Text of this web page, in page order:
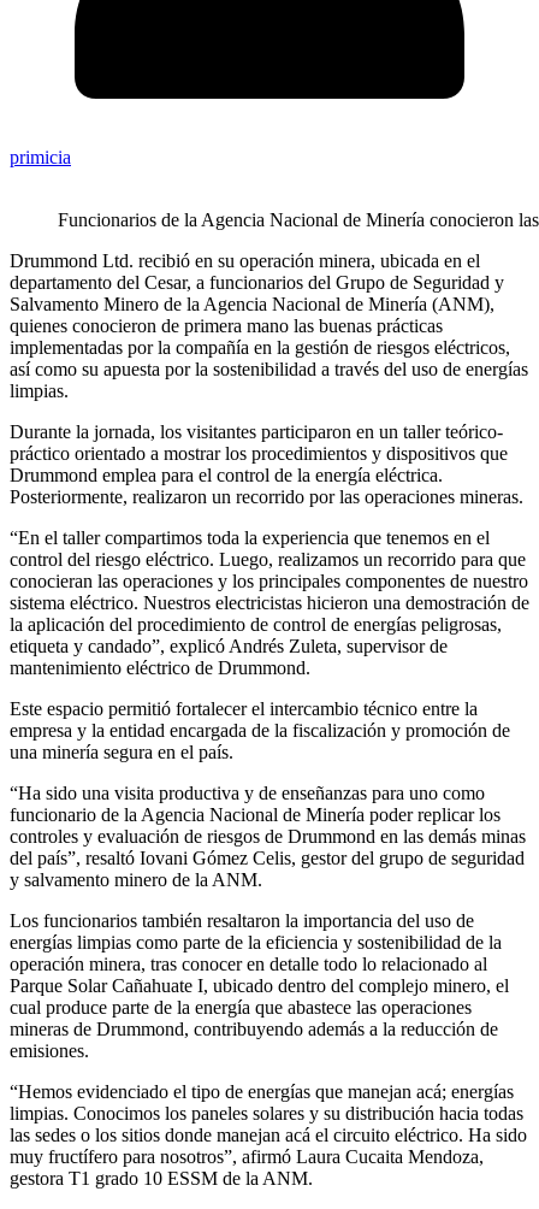
primicia
Funcionarios de la Agencia Nacional de Minería conocieron
Drummond Ltd. recibió en su operación minera, ubicada en el
departamento del Cesar, a funcionarios del Grupo de Seguridad y
Salvamento Minero de la Agencia Nacional de Minería (ANM),
quienes conocieron de primera mano las buenas prácticas
implementadas por la compañía en la gestión de riesgos eléctricos,
así como su apuesta por la sostenibilidad a través del uso de energías
limpias.
Durante la jornada, los visitantes participaron en un taller teórico-
práctico orientado a mostrar los procedimientos y dispositivos que
Drummond emplea para el control de la energía eléctrica.
Posteriormente, realizaron un recorrido por las operaciones mineras.
“En el taller compartimos toda la experiencia que tenemos en el
control del riesgo eléctrico. Luego, realizamos un recorrido para que
conocieran las operaciones y los principales componentes de nuestro
sistema eléctrico. Nuestros electricistas hicieron una demostración de
la aplicación del procedimiento de control de energías peligrosas,
etiqueta y candado”, explicó Andrés Zuleta, supervisor de
mantenimiento eléctrico de Drummond.
Este espacio permitió fortalecer el intercambio técnico entre la
empresa y la entidad encargada de la fiscalización y promoción de
una minería segura en el país.
“Ha sido una visita productiva y de enseñanzas para uno como
funcionario de la Agencia Nacional de Minería poder replicar los
controles y evaluación de riesgos de Drummond en las demás minas
del país”, resaltó Iovani Gómez Celis, gestor del grupo de seguridad
y salvamento minero de la ANM.
Los funcionarios también resaltaron la importancia del uso de
energías limpias como parte de la eficiencia y sostenibilidad de la
operación minera, tras conocer en detalle todo lo relacionado al
Parque Solar Cañahuate I, ubicado dentro del complejo minero, el
cual produce parte de la energía que abastece las operaciones
mineras de Drummond, contribuyendo además a la reducción de
emisiones.
“Hemos evidenciado el tipo de energías que manejan acá; energías
limpias. Conocimos los paneles solares y su distribución hacia todas
las sedes o los sitios donde manejan acá el circuito eléctrico. Ha sido
muy fructífero para nosotros”, afirmó Laura Cucaita Mendoza,
gestora T1 grado 10 ESSM de la ANM.